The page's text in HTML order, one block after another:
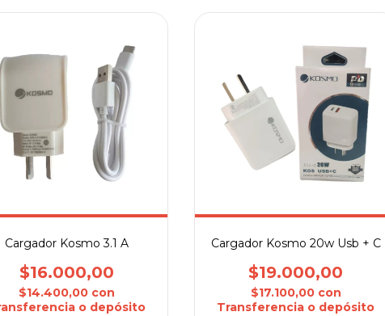
Cargador Kosmo 3.1 A
$16.000,00
$14.400,00 con
o depósito
Cargador Kosmo 20w Usb + C
$19.000,00
$17.100,00 con
Transferencia o depósito